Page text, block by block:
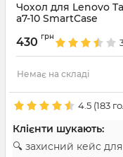
Чохол для Lenovo
a7-10 SmartCase
430 грн
Немає на складі
4.5 (183
Клієнти шукають:
🔍 захисний кейс для